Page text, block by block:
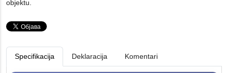
objektu.
Specifikacija Deklaracija Komentari